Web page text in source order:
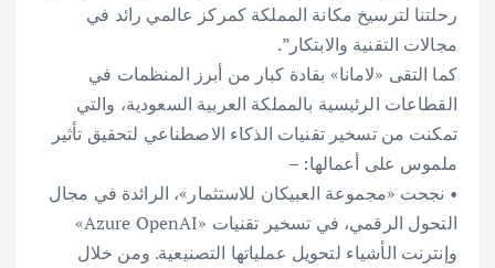
رحلتنا لترسيخ مكانة المملكة كمركز عالمي رائد في
مجالات التقنية والابتكار”.
كما التقى «لامانا» بقادة كبار من أبرز المنظمات في
القطاعات الرئيسية بالمملكة العربية السعودية، والتي
تمكنت من تسخير تقنيات الذكاء الاصطناعي لتحقيق تأثير
ملموس على أعمالها: –
• نجحت «مجموعة العبيكان للاستثمار»، الرائدة في مجال
التحول الرقمي، في تسخير تقنيات «Azure OpenAI»
وإنترنت الأشياء لتحويل عملياتها التصنيعية. ومن خلال